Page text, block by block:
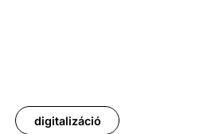
digitalizáció